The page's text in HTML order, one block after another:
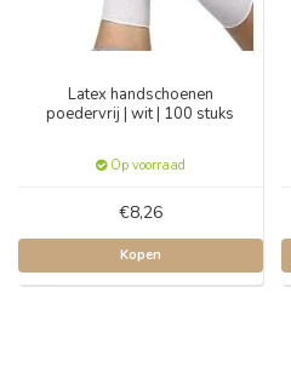
Latex handschoenen
poedervrij | wit | 100 stuks
Op voorraad
€8,26
Kopen